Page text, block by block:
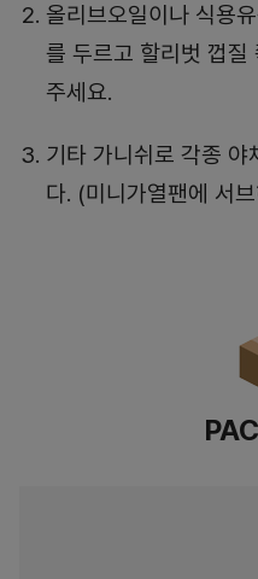
올리브오일이나 식용
를 두르고 할리벗 껍질
주세요.
기타 가니쉬로 각종 야
다. (미니가열팬에 서